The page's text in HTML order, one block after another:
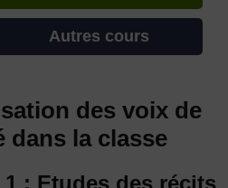
Autres cours
des voix de
dans la classe
: Etudes des récits